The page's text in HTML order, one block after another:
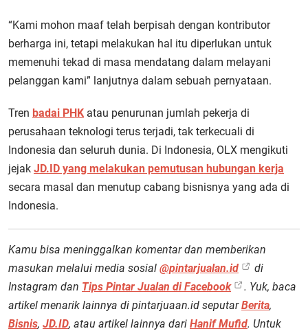
“Kami mohon maaf telah berpisah dengan kontributor
berharga ini, tetapi melakukan hal itu diperlukan untuk
memenuhi tekad di masa mendatang dalam melayani
pelanggan kami” lanjutnya dalam sebuah pernyataan.
Tren badai PHK atau penurunan jumlah pekerja di
perusahaan teknologi terus terjadi, tak terkecuali di
Indonesia dan seluruh dunia. Di Indonesia, OLX mengikuti
jejak JD.ID yang melakukan pemutusan hubungan kerja
secara masal dan menutup cabang bisnisnya yang ada di
Indonesia.
Kamu bisa meninggalkan komentar dan memberikan
masukan melalui media sosial @pintarjualan.id
di
Instagram dan Tips Pintar Jualan di Facebook
. Yuk, baca
artikel menarik lainnya di pintarjuaan.id seputarBerita,
Bisnis, JD.ID, atau artikel lainnya dari Hanif Mufid. Untuk